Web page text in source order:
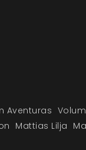
Aventuras
Mattias Lilja